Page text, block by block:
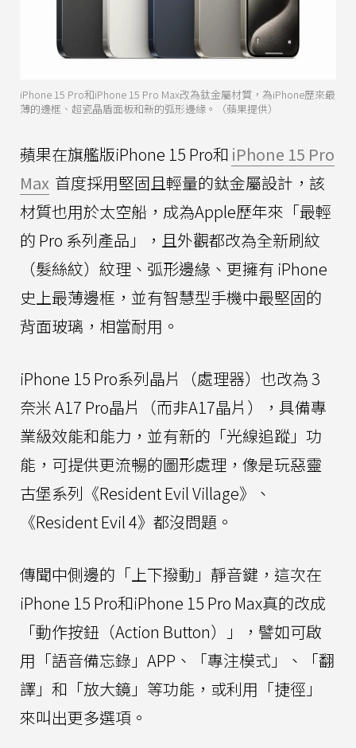
iPhone 15 Pro和iPhone 15 Pro Max改為鈦金屬材質，為iPhone歷來最
薄的邊框、超瓷晶盾面板和新的弧形邊緣。（蘋果提供）
蘋果在旗艦版iPhone 15 Pro和 iPhone 15 Pro
Max 首度採用堅固且輕量的鈦金屬設計，該
材質也用於太空船，成為Apple歷年來「最輕
的 Pro 系列產品」，且外觀都改為全新刷紋
（髮絲紋）紋理、弧形邊緣、更擁有 iPhone
史上最薄邊框，並有智慧型手機中最堅固的
背面玻璃，相當耐用。
iPhone 15 Pro系列晶片（處理器）也改為 3
奈米 A17 Pro晶片（而非A17晶片），具備專
業級效能和能力，並有新的「光線追蹤」功
能，可提供更流暢的圖形處理，像是玩惡靈
古堡系列《Resident Evil Village》、
《Resident Evil 4》都沒問題。
傳聞中側邊的「上下撥動」靜音鍵，這次在
iPhone 15 Pro和iPhone 15 Pro Max真的改成
「動作按鈕（Action Button）」，譬如可啟
用「語音備忘錄」APP、「專注模式」、「翻
譯」和「放大鏡」等功能，或利用「捷徑」
來叫出更多選項。